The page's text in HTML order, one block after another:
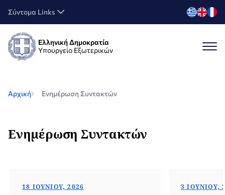
Σύντομα Links
Ελληνική Δημοκρατία
Υπουργείο Εξωτερικών
Αρχική Ενημέρωση Συντακτών
Ενημέρωση Συντακτών
18 ΙΟΥΝΊΟΥ, 2026 3 ΙΟΥΝΊΟΥ,